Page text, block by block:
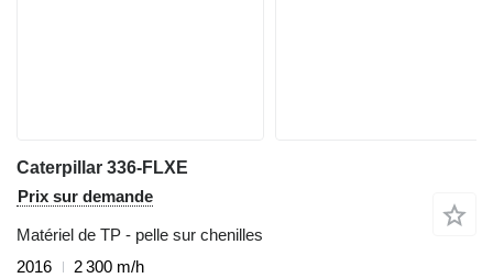
Caterpillar 336-FLXE
Prix sur demande
Matériel de TP - pelle sur chenilles
2016
2 300 m/h